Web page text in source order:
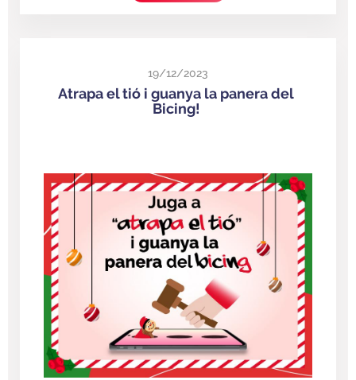
19/12/2023
Atrapa el tió i guanya la panera del
Bicing!